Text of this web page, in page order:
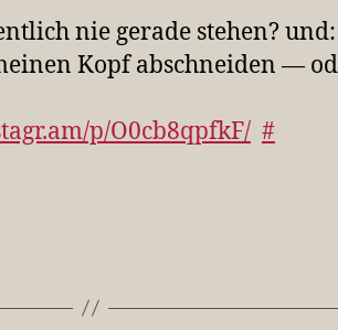
nie gerade stehen?
Kopf abschneiden —
p/O0cb8qpfkF/ #